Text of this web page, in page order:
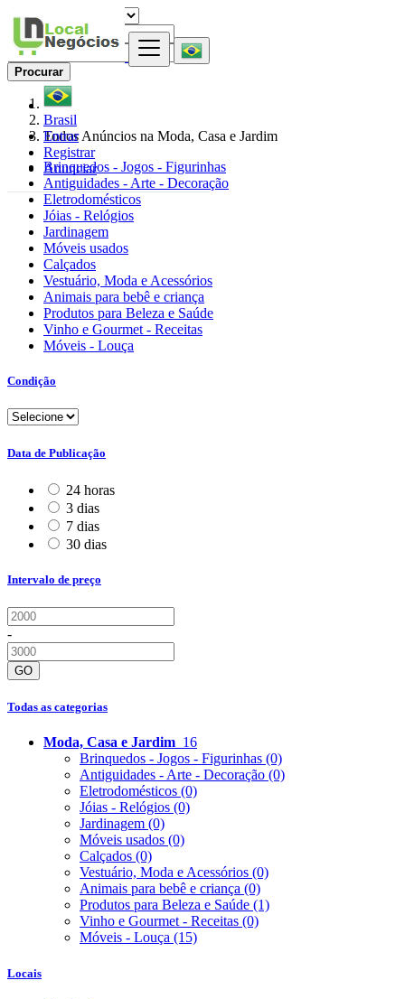
Entrar
Registrar
Anunciar
Procurar
Brasil
Todos Anúncios na Moda, Casa e Jardim
Brinquedos - Jogos - Figurinhas
Antiguidades - Arte - Decoração
Eletrodomésticos
Jóias - Relógios
Jardinagem
Móveis usados
Calçados
Vestuário, Moda e Acessórios
Animais para bebê e criança
Produtos para Beleza e Saúde
Vinho e Gourmet - Receitas
Móveis - Louça
Condição
Data de Publicação
24 horas
3 dias
7 dias
30 dias
Intervalo de preço
-
GO
Todas as categorias
Moda, Casa e Jardim 16
Brinquedos - Jogos - Figurinhas (0)
Antiguidades - Arte - Decoração (0)
Eletrodomésticos (0)
Jóias - Relógios (0)
Jardinagem (0)
Móveis usados (0)
Calçados (0)
Vestuário, Moda e Acessórios (0)
Animais para bebê e criança (0)
Produtos para Beleza e Saúde (1)
Vinho e Gourmet - Receitas (0)
Móveis - Louça (15)
Locais